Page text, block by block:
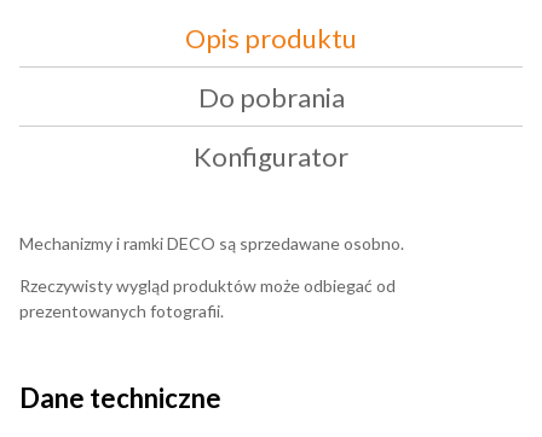
Opis produktu
Do pobrania
Konfigurator
Mechanizmy i ramki DECO są sprzedawane osobno.
Rzeczywisty wygląd produktów może odbiegać od
prezentowanych fotografii.
Dane techniczne